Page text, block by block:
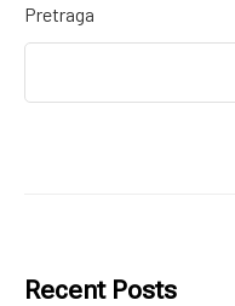
Pretraga
Recent Posts